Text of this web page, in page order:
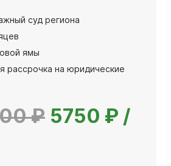
суд региона
ямы
рассрочка на юридические
₽ 5750 ₽ /